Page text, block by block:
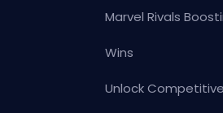
Marvel Rivals
Wins
Unlock Competitive